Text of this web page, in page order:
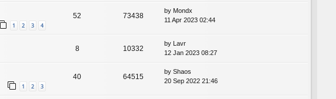
1 2 3 4
52 73438
by Mondx
11 Apr 2023 02:44
8 10332
by
Lavr
12 Jan 2023 08:27
1 2 3
40 64515
by Shaos
20 Sep 2022 21:46